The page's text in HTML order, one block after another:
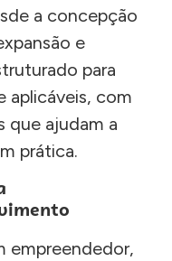
a concepção
e
para
aplicáveis, com
que ajudam a
prática.
empreendedor,